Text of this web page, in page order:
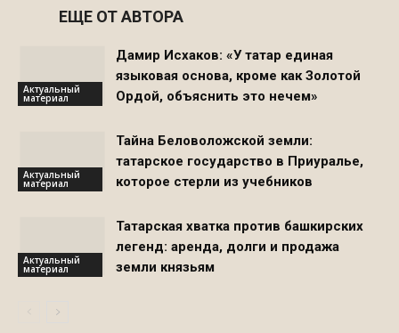
ЕЩЕ ОТ АВТОРА
Актуальный
материал
Дамир Исхаков: «У татар единая
языковая основа, кроме как Золотой
Ордой, объяснить это нечем»
Актуальный
материал
Тайна Беловоложской земли:
татарское государство в Приуралье,
которое стерли из учебников
Актуальный
материал
Татарская хватка против башкирских
легенд: аренда, долги и продажа
земли князьям